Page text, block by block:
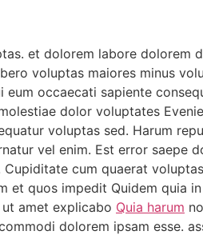
et dolorem labore dolorem
voluptas maiores minus
occaecati sapiente
dolor voluptates
voluptas sed. Harum
vel enim. Est error saepe
Cupiditate cum quaerat
et quos impedit Quidem quia
amet explicabo Quia harum
dolorem ipsam esse.